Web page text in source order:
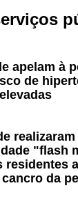
apelam à
de
"flash
residentes
da